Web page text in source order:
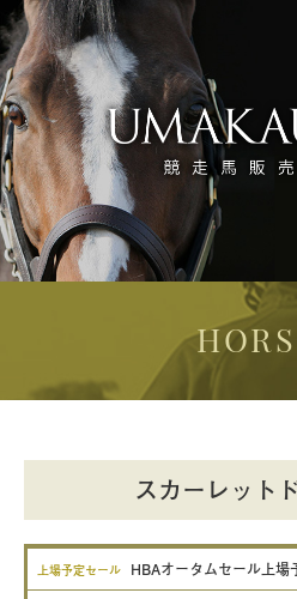
スカーレット
上場予定セール HBAオータムセール上場